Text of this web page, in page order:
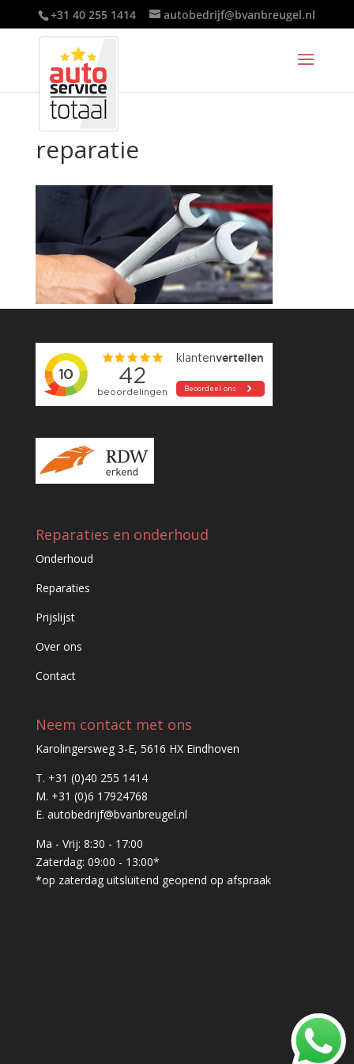
+31 40 255 1414 autobedrijf@bvanbreugel.nl
reparatie
Reparaties en onderhoud
Onderhoud
Reparaties
Prijslijst
Over ons
Contact
Neem contact met ons
Karolingersweg 3-E, 5616 HX Eindhoven
T. +31 (0)40 255 1414
M. +31 (0)6 17924768
E. autobedrijf@bvanbreugel.nl
Ma - Vrij: 8:30 - 17:00
Zaterdag: 09:00 - 13:00*
*op zaterdag uitsluitend geopend op afspraak